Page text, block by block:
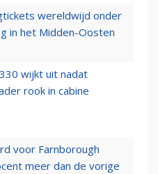
wereldwijd onder
in het Midden-Oosten
wijkt uit nadat
rook in cabine
voor Farnborough
meer dan de vorige